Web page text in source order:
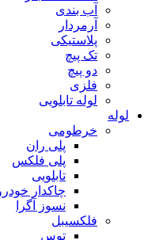
آب بندی
آرمردار
پلاستیکی
تک پیچ
دو پیچ
فلزی
لوله تابلویی
لوله
خرطومی
پلی ران
پلی فلکس
تابلویی
چاکدار
نسوز آگرا
فلکسیبل
توس